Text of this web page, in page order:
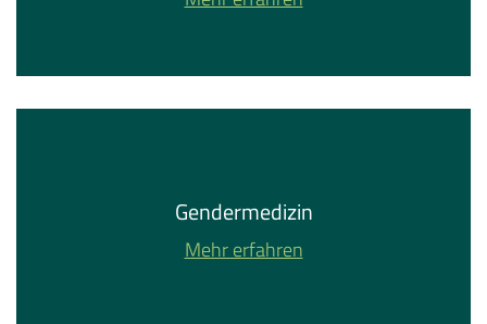
Gendermedizin
Mehr erfahren